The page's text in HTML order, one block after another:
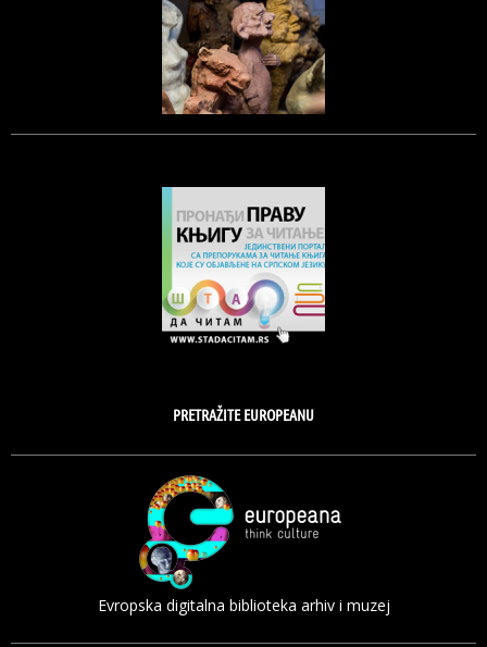
PRETRAŽITE EUROPEANU
Evropska digitalna biblioteka arhiv i muzej